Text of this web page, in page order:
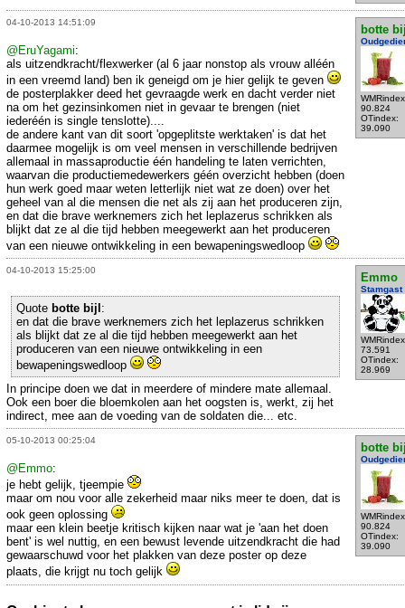
04-10-2013 14:51:09
botte
90.824
OTindex:
39.090
@EruYagami:
als uitzendkracht/flexwerker (al 6 jaar nonstop als vrouw alléén
in een vreemd land) ben ik geneigd om je hier gelijk te geven
de posterplakker deed het gevraagde werk en dacht verder niet
na om het gezinsinkomen niet in gevaar te brengen (niet
iederéén is single tenslotte)....
de andere kant van dit soort 'opgeplitste werktaken' is dat het
daarmee mogelijk is om veel mensen in verschillende bedrijven
allemaal in massaproductie één handeling te laten verrichten,
waarvan die productiemedewerkers géén overzicht hebben (doen
hun werk goed maar weten letterlijk niet wat ze doen) over het
geheel van al die mensen die net als zij aan het produceren zijn,
en dat die brave werknemers zich het leplazerus schrikken als
blijkt dat ze al die tijd hebben meegewerkt aan het produceren
van een nieuwe ontwikkeling in een bewapeningswedloop
04-10-2013 15:25:00
Emmo
Stamgast
73.591
OTindex:
28.969
Quote botte bijl :
en dat die brave werknemers zich het leplazerus schrikken
als blijkt dat ze al die tijd hebben meegewerkt aan het
produceren van een nieuwe ontwikkeling in een
bewapeningswedloop
In principe doen we dat in meerdere of mindere mate allemaal.
Ook een boer die bloemkolen aan het oogsten is, werkt, zij het
indirect, mee aan de voeding van de soldaten die... etc.
05-10-2013 00:25:04
botte
90.824
OTindex:
39.090
@Emmo:
je hebt gelijk, tjeempie
maar om nou voor alle zekerheid maar niks meer te doen, dat is
ook geen oplossing
maar een klein beetje kritisch kijken naar wat je 'aan het doen
bent' is wel nuttig, en een bewust levende uitzendkracht die had
gewaarschuwd voor het plakken van deze poster op deze
plaats, die krijgt nu toch gelijk